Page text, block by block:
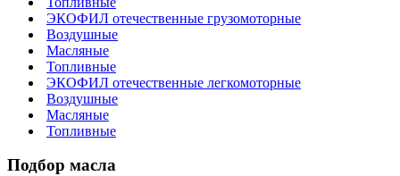
ЭКОФИЛ отечественные грузомоторные
Воздушные
Масляные
Топливные
ЭКОФИЛ отечественные легкомоторные
Воздушные
Масляные
Топливные
Подбор масла